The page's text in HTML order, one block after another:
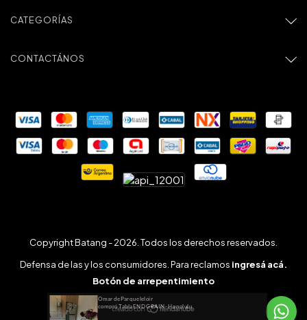
CATEGORÍAS
CONTACTÁNOS
Copyright Batang - 2026. Todos los derechos reservados.
Defensa de las y los consumidores. Para reclamos ingresá acá.
Botón de arrepentimiento